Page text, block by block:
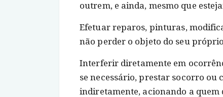
outrem, e ainda, mesmo que
Efetuar reparos, pinturas,
não perder o objeto do seu
Interferir diretamente em
se necessário, prestar socorro
indiretamente, acionando a quem